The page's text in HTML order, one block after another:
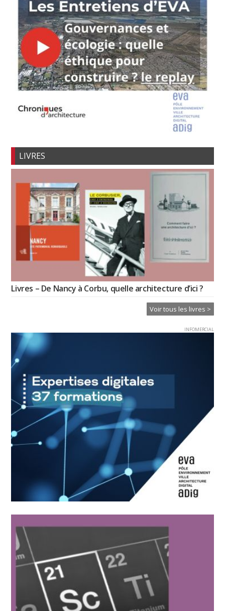
LIVRES
Livres – De Nancy à Corbu, quelle architecture d’ici ?
Voir tous les livres >
INFOMERCIAL